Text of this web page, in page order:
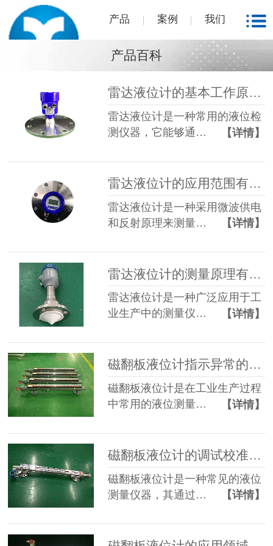
产品 案例 我们
产品百科
雷达液位计的基本工作原理有哪些？
雷达液位计是一种常用的液位检
测仪器，它能够通…
【详情】
雷达液位计的应用范围有哪些？
雷达液位计是一种采用微波供电
和反射原理来测量…
【详情】
雷达液位计是一种广泛应用于工
业生产中的测量仪…
【详情】
磁翻板液位计指示异常的判定解决方法？
磁翻板液位计是在工业生产过程
中常用的液位测量…
【详情】
磁翻板液位计的调试校准方法？
磁翻板液位计是一种常见的液位
测量仪器，其通过…
【详情】